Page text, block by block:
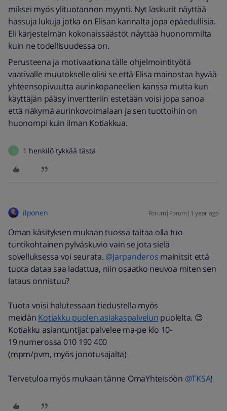
miksei myös ylituotannon myynti. Nyt laskurit näyttää
hassuja lukuja jotka on Elisan kannalta jopa epäedullisia.
Eli kärjestelmän kokonaissäästöt näyttää huonommilta
kuin ne todellisuudessa on.
Perusteena ja motivaationa tälle ohjelmointityötä
vaativalle muutokselle olisi se että Elisa mainostaa hyvää
yhteensopivuutta aurinkopaneelien kanssa mutta kun
käyttäjän pääsy invertteriin estetään voisi jopa sanoa
että näkymä aurinkovoimalaan ja sen tuottoihin on
huonompi kuin ilman Kotiakkua.
S 1 henkilö tykkää tästä
ilponen Forum|Forum|1 year ago
Oman käsityksen mukaan tuossa taitaa olla tuo
tuntikohtainen pylväskuvio vain se jota sielä
sovelluksessa voi seurata. ​ @Jarpanderos mainitsit että
tuota dataa saa ladattua, niin osaatko neuvoa miten sen
lataus onnistuu?
Tuota voisi halutessaan tiedustella myös
meidän Kotiakku puolen asiakaspalvelun puolelta. 😊
Kotiakku asiantuntijat palvelee ma-pe klo 10-
19 numerossa 010 190 400
(mpm/pvm, myös jonotusajalta)​
Tervetuloa myös mukaan tänne OmaYhteisöön ​ @TKSA!